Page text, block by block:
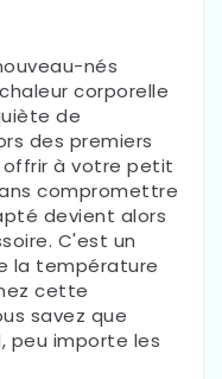
nés
corporelle
de
des premiers
offrir à votre petit
compromettre
devient alors
C'est un
la température
cette
savez que
peu importe les